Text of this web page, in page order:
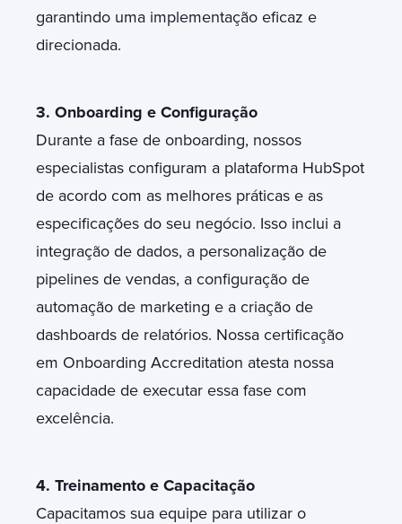
garantindo uma implementação eficaz e
direcionada.
3. Onboarding e Configuração
Durante a fase de onboarding, nossos
especialistas configuram a plataforma HubSpot
de acordo com as melhores práticas e as
especificações do seu negócio. Isso inclui a
integração de dados, a personalização de
pipelines de vendas, a configuração de
automação de marketing e a criação de
dashboards de relatórios. Nossa certificação
em Onboarding Accreditation atesta nossa
capacidade de executar essa fase com
excelência.
4. Treinamento e Capacitação
Capacitamos sua equipe para utilizar o